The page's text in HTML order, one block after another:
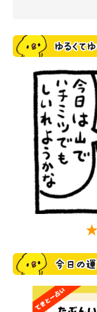
ゆるくて
今日の